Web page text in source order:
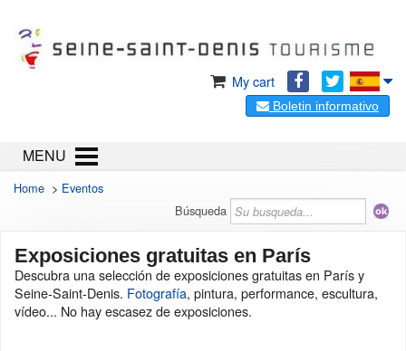
My cart
Boletin informativo
MENU
Home > Eventos
Búsqueda
Exposiciones gratuitas en París
Descubra una selección de exposiciones gratuitas en París y
Seine-Saint-Denis. Fotografía, pintura, performance, escultura,
vídeo... No hay escasez de exposiciones.